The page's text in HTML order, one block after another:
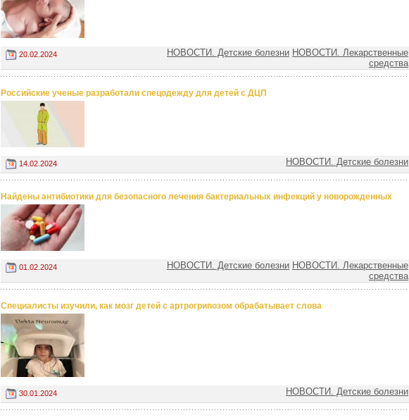
20.02.2024 НОВОСТИ. Детские болезни НОВОСТИ. Лекарственные
средства
Российские ученые разработали спецодежду для детей с ДЦП
14.02.2024 НОВОСТИ. Детские болезни
Найдены антибиотики для безопасного лечения бактериальных инфекций у новорожденных
01.02.2024 НОВОСТИ. Детские болезни НОВОСТИ. Лекарственные
средства
Специалисты изучили, как мозг детей с артрогрипозом обрабатывает слова
30.01.2024 НОВОСТИ. Детские болезни